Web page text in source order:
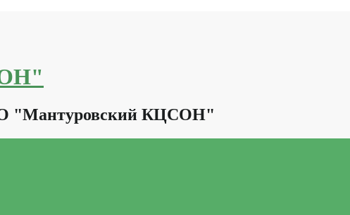
"Мантуровский КЦСОН"